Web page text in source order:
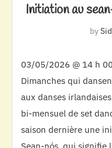
Initiation au
by
03/05/2026 @ 14 h
Dimanches qui
aux danses
bi-mensuel de set
saison dernière une
Sean-nós, qui signifie